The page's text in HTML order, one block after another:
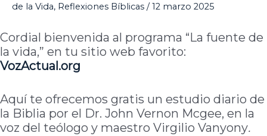
de la Vida, Reflexiones Bíblicas /12 marzo 2025
Cordial bienvenida al programa “La fuente de
la vida,” en tu sitio web favorito:
VozActual.org
Aquí te ofrecemos gratis un estudio diario de
la Biblia por el Dr. John Vernon Mcgee, en la
voz del teólogo y maestro Virgilio Vanyony.